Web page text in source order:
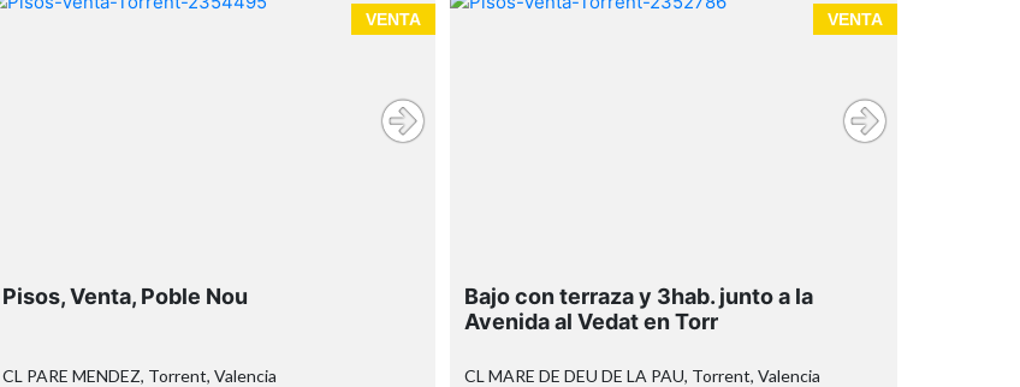
VENTA
Pisos, Venta, Poble Nou
CL PARE MENDEZ, Torrent, Valencia
VENTA
Bajo con terraza y 3hab. junto a la
Avenida al Vedat en Torr
CL MARE DE DEU DE LA PAU, Torrent, Valencia